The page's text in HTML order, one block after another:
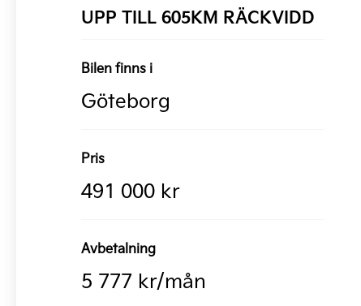
UPP TILL 605KM RÄCKVIDD
Bilen finns i
Göteborg
Pris
491 000 kr
Avbetalning
5 777 kr/mån